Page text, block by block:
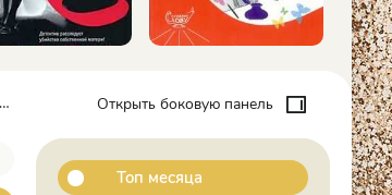
Открыть боковую панель
Топ месяца